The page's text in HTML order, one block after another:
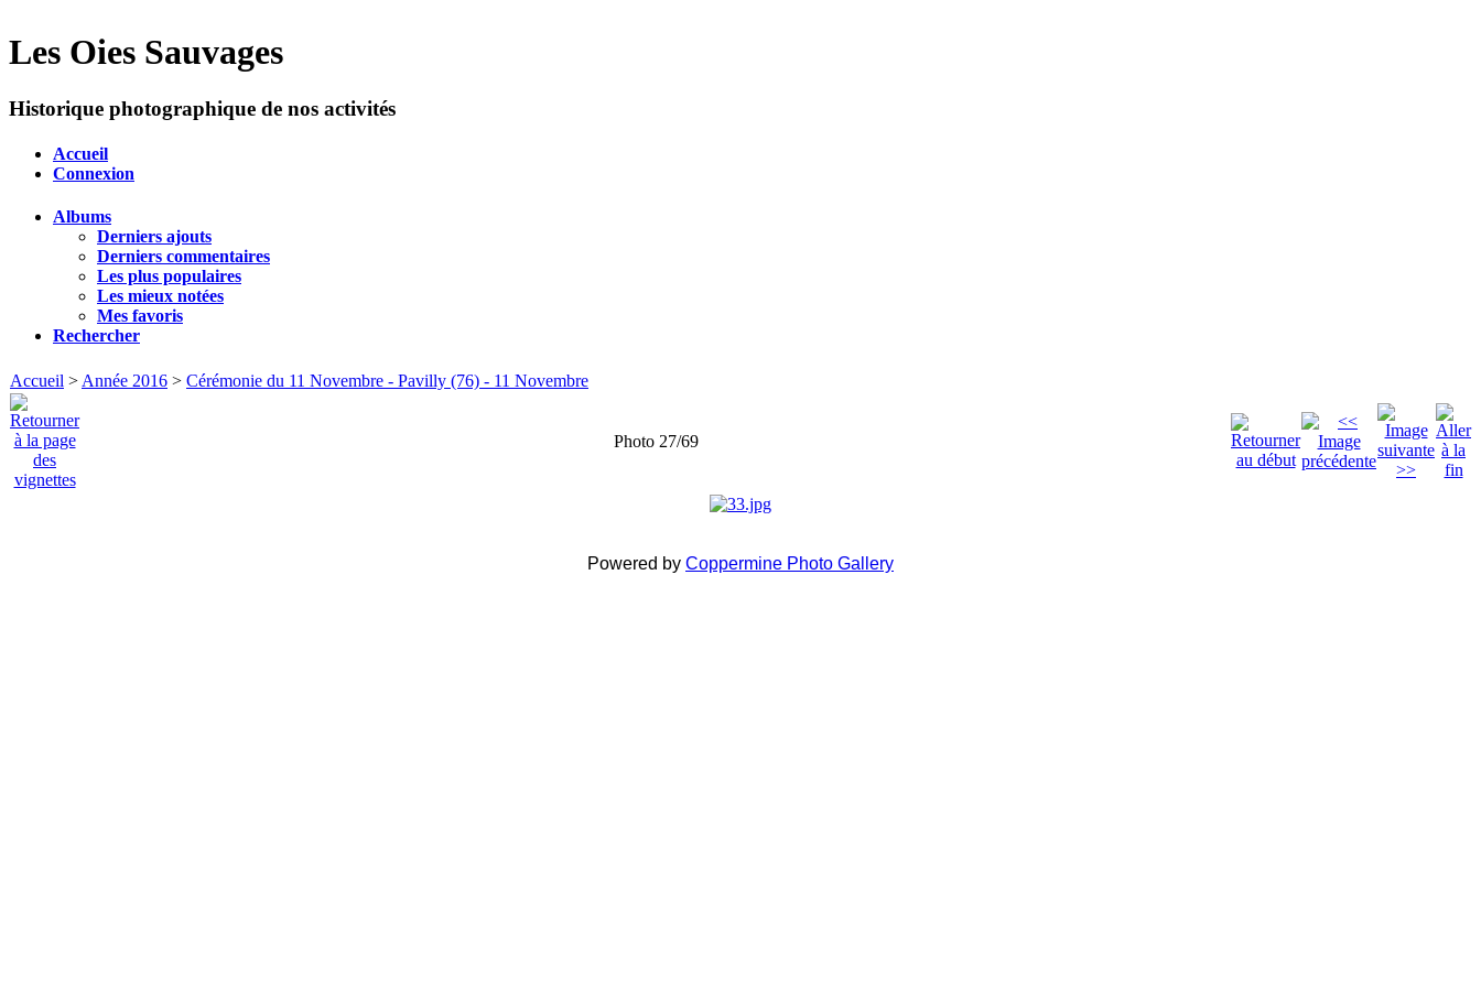
Les Oies Sauvages
Historique photographique de nos activités
Accueil
Connexion
Albums
Derniers ajouts
Derniers commentaires
Les plus populaires
Les mieux notées
Mes favoris
Rechercher
Accueil > Année 2016 > Cérémonie du 11 Novembre - Pavilly (76) - 11 Novembre
Photo 27/69
Powered by Coppermine Photo Gallery